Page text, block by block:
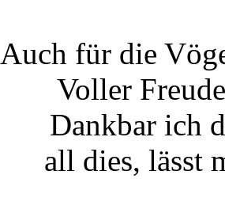
Auch für die
Voller
Dankbar ich
all dies, lässt